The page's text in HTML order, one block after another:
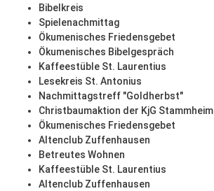
Bibelkreis
Spielenachmittag
Ökumenisches Friedensgebet
Ökumenisches Bibelgespräch
Kaffeestüble St. Laurentius
Lesekreis St. Antonius
Nachmittagstreff "Goldherbst"
Christbaumaktion der KjG Stammheim
Ökumenisches Friedensgebet
Altenclub Zuffenhausen
Betreutes Wohnen
Kaffeestüble St. Laurentius
Altenclub Zuffenhausen